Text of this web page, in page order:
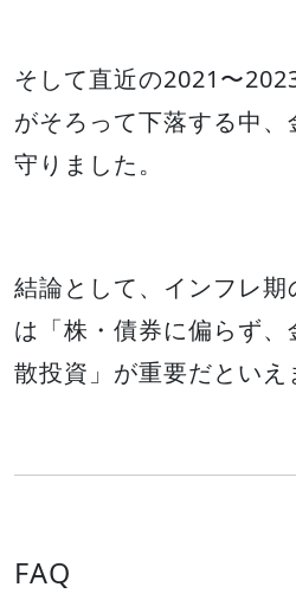
そして直近の2021〜
がそろって下落する中
守りました。
結論として、インフレ
は「株・債券に偏らず
散投資」が重要だといえ
FAQ